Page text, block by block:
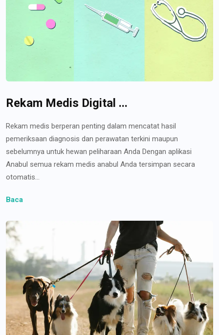
Rekam Medis Digital ...
Rekam medis berperan penting dalam mencatat hasil
pemeriksaan diagnosis dan perawatan terkini maupun
sebelumnya untuk hewan peliharaan Anda Dengan aplikasi
Anabul semua rekam medis anabul Anda tersimpan secara
otomatis...
Baca